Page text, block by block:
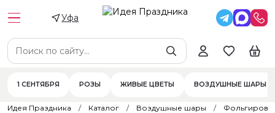
Уфа
1 СЕНТЯБРЯ РОЗЫ ЖИВЫЕ ЦВЕТЫ ВОЗДУШНЫЕ ШАРЫ
Идея Праздника Каталог Воздушные шары